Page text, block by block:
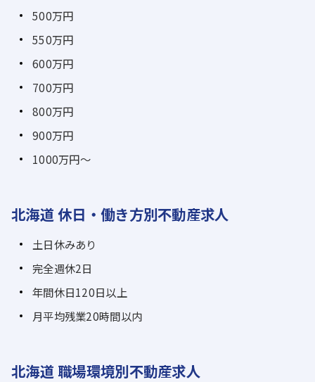
500万円
550万円
600万円
700万円
800万円
900万円
1000万円～
北海道 休日・働き方別不動産求人
土日休みあり
完全週休2日
年間休日120日以上
月平均残業20時間以内
北海道 職場環境別不動産求人